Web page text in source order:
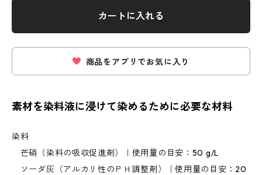
カートに入れる
商品をアプリでお気に入り
素材を染料液に浸けて染めるために必要な材料
染料
芒硝（染料の吸収促進剤）｜使用量の目安：50 g/L
ソーダ灰（アルカリ性のＰＨ調整剤）｜使用量の目安：20